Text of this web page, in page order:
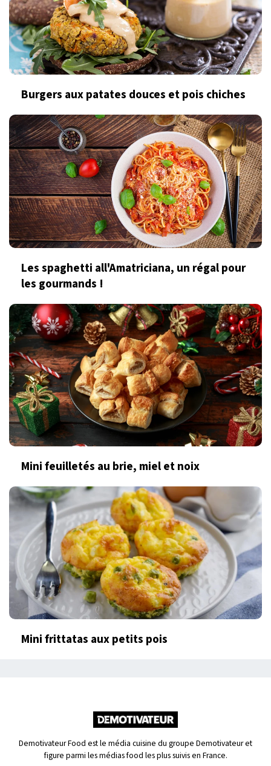
Burgers aux patates douces et pois chiches
Les spaghetti all'Amatriciana, un régal pour
les gourmands !
Mini feuilletés au brie, miel et noix
Mini frittatas aux petits pois
Demotivateur Food est le média cuisine du groupe Demotivateur et
figure parmi les médias food les plus suivis en France.